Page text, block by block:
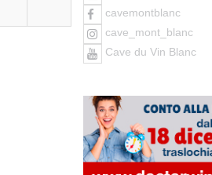
cavemontblanc
cave_mont_blanc
Cave du Vin Blanc